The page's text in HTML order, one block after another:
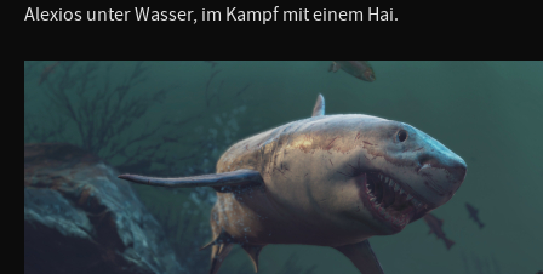
Alexios unter Wasser, im Kampf mit einem Hai.